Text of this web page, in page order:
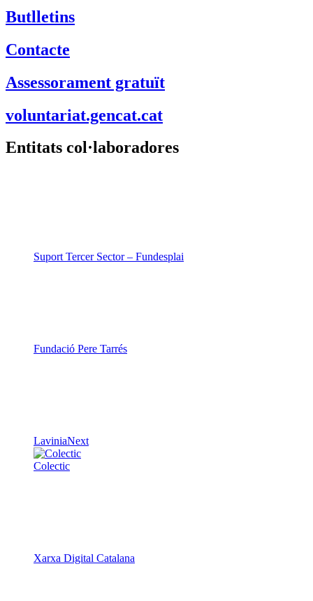
Butlletins
Contacte
Assessorament gratuït
voluntariat.gencat.cat
Entitats col·laboradores
Suport Tercer Sector – Fundesplai
Fundació Pere Tarrés
LaviniaNext
Colectic
Xarxa Digital Catalana